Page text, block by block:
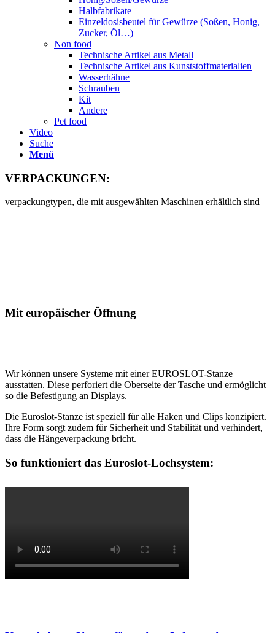
Halbfabrikate
Einzeldosisbeutel für Gewürze (Soßen, Honig,
Zucker, Öl…)
Non food
Technische Artikel aus Metall
Technische Artikel aus Kunststoffmaterialien
Wasserhähne
Schrauben
Kit
Andere
Pet food
Video
Suche
Menü
VERPACKUNGEN:
verpackungtypen, die mit ausgewählten Maschinen erhältlich sind
Mit europäischer Öffnung
Wir können unsere Systeme mit einer EUROSLOT-Stanze
ausstatten. Diese perforiert die Oberseite der Tasche und ermöglicht
so die Befestigung an Displays.
Die Euroslot-Stanze ist speziell für alle Haken und Clips konzipiert.
Ihre Form sorgt zudem für Sicherheit und Stabilität und verhindert,
dass die Hängeverpackung bricht.
So funktioniert das Euroslot-Lochsystem: